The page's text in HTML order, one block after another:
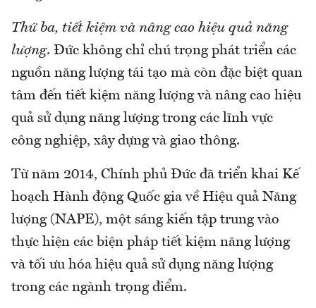
Thứ ba, tiết kiệm và nâng cao hiệu quả năng
lượng. Đức không chỉ chú trọng phát triển các
nguồn năng lượng tái tạo mà còn đặc biệt quan
tâm đến tiết kiệm năng lượng và nâng cao hiệu
quả sử dụng năng lượng trong các lĩnh vực
công nghiệp, xây dựng và giao thông.
Từ năm 2014, Chính phủ Đức đã triển khai Kế
hoạch Hành động Quốc gia về Hiệu quả Năng
lượng (NAPE), một sáng kiến tập trung vào
thực hiện các biện pháp tiết kiệm năng lượng
và tối ưu hóa hiệu quả sử dụng năng lượng
trong các ngành trọng điểm.